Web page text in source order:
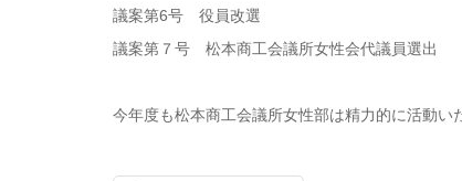
議案第6号 役員改選
議案第７号 松本商工会議所女性会代議員選出
今年度も松本商工会議所女性部は精力的に活動い